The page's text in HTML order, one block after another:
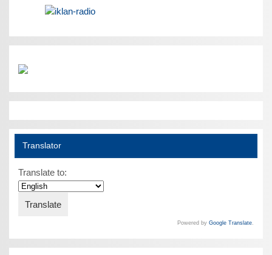
Translator
Translate to:
Powered by Google Translate.